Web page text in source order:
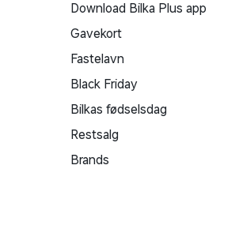
Download Bilka Plus app
Gavekort
Fastelavn
Black Friday
Bilkas fødselsdag
Restsalg
Brands